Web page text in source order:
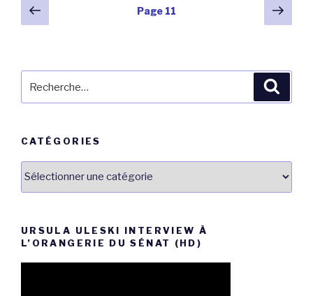
Navigation
desprécédente
Page 11
CATÉGORIES
Catégories
URSULA ULESKI INTERVIEW À
L’ORANGERIE DU SÉNAT (HD)